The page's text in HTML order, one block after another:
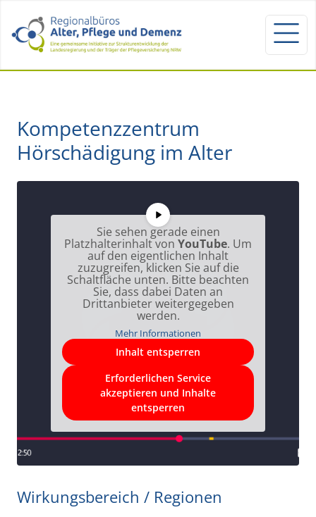
Kompetenzzentrum
Hörschädigung im Alter
Sie sehen gerade einen
Platzhalterinhalt von YouTube. Um
auf den eigentlichen Inhalt
zuzugreifen, klicken Sie auf die
Schaltfläche unten. Bitte beachten
Sie, dass dabei Daten an
Drittanbieter weitergegeben
werden.
Mehr Informationen
Inhalt entsperren
Erforderlichen Service
akzeptieren und Inhalte
entsperren
Wirkungsbereich / Regionen